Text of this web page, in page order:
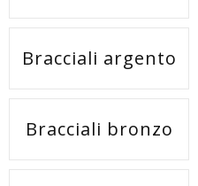
Bracciali argento
Bracciali bronzo